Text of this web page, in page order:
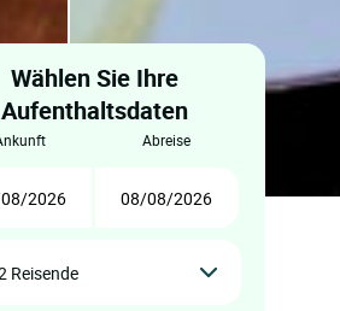
Wählen Sie Ihre
Aufenthaltsdaten
ankunft abreise
2 Reisende